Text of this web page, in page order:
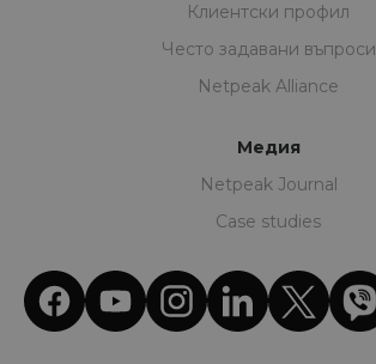
Клиентски профил
Често задавани въпроси
Netpeak Alliance
Медия
Netpeak Journal
Case studies